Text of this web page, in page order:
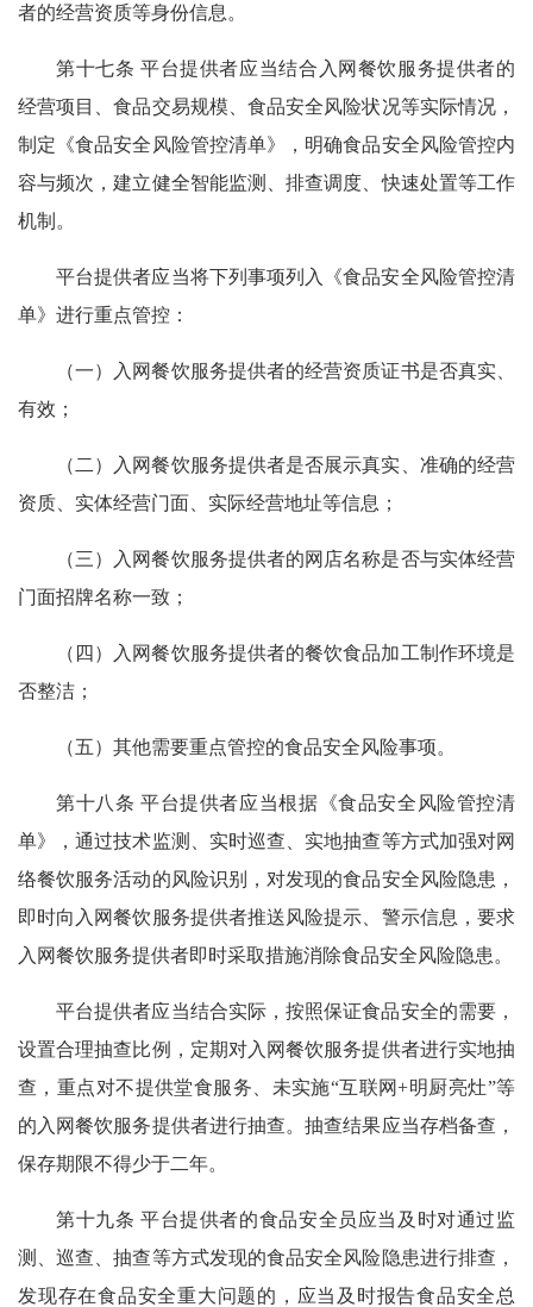
者的经营资质等身份信息。
第十七条 平台提供者应当结合入网餐饮服务提供者的
经营项目、食品交易规模、食品安全风险状况等实际情况，
制定《食品安全风险管控清单》，明确食品安全风险管控内
容与频次，建立健全智能监测、排查调度、快速处置等工作
机制。
平台提供者应当将下列事项列入《食品安全风险管控清
单》进行重点管控：
（一）入网餐饮服务提供者的经营资质证书是否真实、
有效；
（二）入网餐饮服务提供者是否展示真实、准确的经营
资质、实体经营门面、实际经营地址等信息；
（三）入网餐饮服务提供者的网店名称是否与实体经营
门面招牌名称一致；
（四）入网餐饮服务提供者的餐饮食品加工制作环境是
否整洁；
（五）其他需要重点管控的食品安全风险事项。
第十八条 平台提供者应当根据《食品安全风险管控清
单》，通过技术监测、实时巡查、实地抽查等方式加强对网
络餐饮服务活动的风险识别，对发现的食品安全风险隐患，
即时向入网餐饮服务提供者推送风险提示、警示信息，要求
入网餐饮服务提供者即时采取措施消除食品安全风险隐患。
平台提供者应当结合实际，按照保证食品安全的需要，
设置合理抽查比例，定期对入网餐饮服务提供者进行实地抽
查，重点对不提供堂食服务、未实施“互联网+明厨亮灶”等
的入网餐饮服务提供者进行抽查。抽查结果应当存档备查，
保存期限不得少于二年。
第十九条 平台提供者的食品安全员应当及时对通过监
测、巡查、抽查等方式发现的食品安全风险隐患进行排查，
发现存在食品安全重大问题的，应当及时报告食品安全总